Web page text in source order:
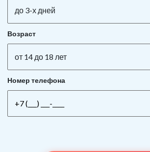
до 3-х дней
Возраст
от 14 до 18 лет
Номер телефона